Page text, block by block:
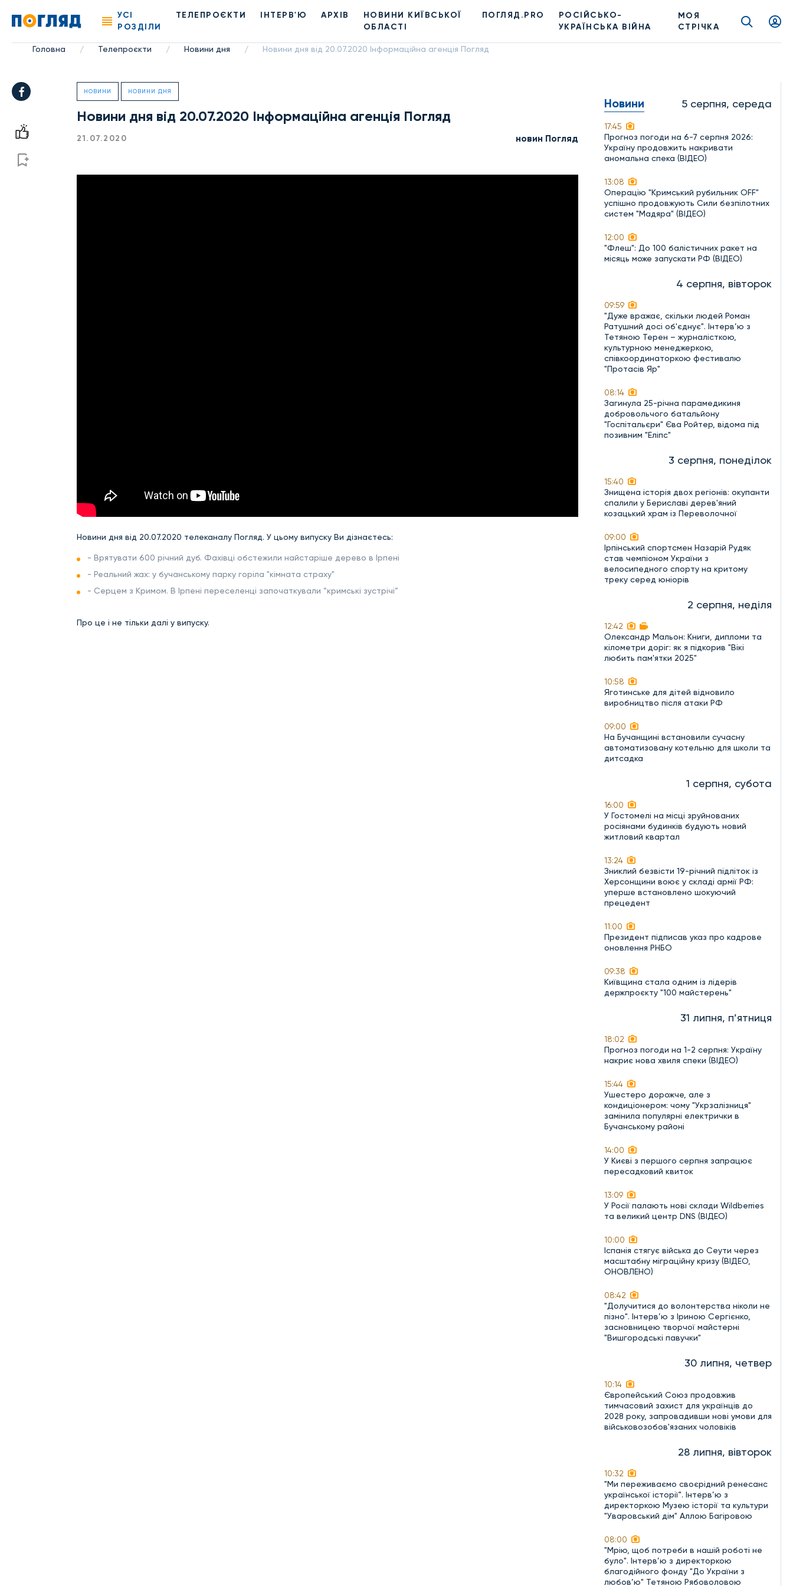
УСІ
РОЗДІЛИ
ТЕЛЕПРОЄКТИ ІНТЕРВ'Ю АРХІВ
НОВИНИ КИЇВСЬКОЇ
ОБЛАСТІ
ПОГЛЯД.PRO
РОСІЙСЬКО-
УКРАЇНСЬКА ВІЙНА
МОЯ
СТРІЧКА
Головна / Телепроєкти / Новини дня / Новини дня від 20.07.2020 Інформаційна агенція Погляд
НОВИНИ НОВИНИ ДНЯ
Новини дня від 20.07.2020 Інформаційна агенція Погляд
21.07.2020 новин Погляд
Новини дня від 20.07.2020 телеканалу Погляд. У цьому випуску Ви дізнаєтесь:
- Врятувати 600 річний дуб. Фахівці обстежили найстаріше дерево в Ірпені
- Реальний жах: у бучанському парку горіла "кімната страху"
- Серцем з Кримом. В Ірпені переселенці започаткували “кримські зустрічі”
Про це і не тільки далі у випуску.
Новини 5 серпня, середа
17:45
Прогноз погоди на 6-7 серпня 2026:
Україну продовжить накривати
аномальна спека (ВІДЕО)
13:08
Операцію "Кримський рубильник OFF"
успішно продовжують Сили безпілотних
систем "Мадяра" (ВІДЕО)
12:00
"Флеш": До 100 балістичних ракет на
місяць може запускати РФ (ВІДЕО)
4 серпня, вівторок
09:59
"Дуже вражає, скільки людей Роман
Ратушний досі об'єднує". Інтерв’ю з
Тетяною Терен – журналісткою,
культурною менеджеркою,
співкоординаторкою фестивалю
"Протасів Яр"
08:14
Загинула 25-річна парамедикиня
добровольчого батальйону
"Госпітальєри" Єва Ройтер, відома під
позивним "Еліпс"
3 серпня, понеділок
15:40
Знищена історія двох регіонів: окупанти
спалили у Бериславі дерев'яний
козацький храм із Переволочної
09:00
Ірпінський спортсмен Назарій Рудяк
став чемпіоном України з
велосипедного спорту на критому
треку серед юніорів
2 серпня, неділя
12:42
Олександр Мальон: Книги, дипломи та
кілометри доріг: як я підкорив "Вікі
любить пам'ятки 2025"
10:58
Яготинське для дітей відновило
виробництво після атаки РФ
09:00
На Бучанщині встановили сучасну
автоматизовану котельню для школи та
дитсадка
1 серпня, субота
16:00
У Гостомелі на місці зруйнованих
росіянами будинків будують новий
житловий квартал
13:24
Зниклий безвісти 19-річний підліток із
Херсонщини воює у складі армії РФ:
уперше встановлено шокуючий
прецедент
11:00
Президент підписав указ про кадрове
оновлення РНБО
09:38
Київщина стала одним із лідерів
держпроєкту "100 майстерень"
31 липня, п’ятниця
18:02
Прогноз погоди на 1-2 серпня: Україну
накриє нова хвиля спеки (ВІДЕО)
15:44
Ушестеро дорожче, але з
кондиціонером: чому "Укрзалізниця"
замінила популярні електрички в
Бучанському районі
14:00
У Києві з першого серпня запрацює
пересадковий квиток
13:09
У Росії палають нові склади Wildberries
та великий центр DNS (ВІДЕО)
10:00
Іспанія стягує війська до Сеути через
масштабну міграційну кризу (ВІДЕО,
ОНОВЛЕНО)
08:42
"Долучитися до волонтерства ніколи не
пізно". Інтерв’ю з Іриною Сергієнко,
засновницею творчої майстерні
"Вишгородські павучки"
30 липня, четвер
10:14
Європейський Союз продовжив
тимчасовий захист для українців до
2028 року, запровадивши нові умови для
військовозобов'язаних чоловіків
28 липня, вівторок
10:32
"Ми переживаємо своєрідний ренесанс
української історії". Інтерв’ю з
директоркою Музею історії та культури
"Уваровський дім" Аллою Багіровою
08:00
"Мрію, щоб потреби в нашій роботі не
було". Інтерв’ю з директоркою
благодійного фонду "До України з
любов’ю" Тетяною Рябоволовою